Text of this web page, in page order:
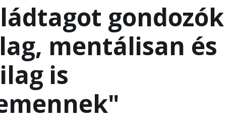
gondozók
mentálisan és
is